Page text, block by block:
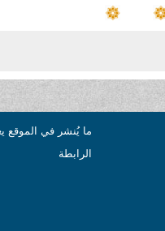
ما يُنشر في الموقع
الرابطة